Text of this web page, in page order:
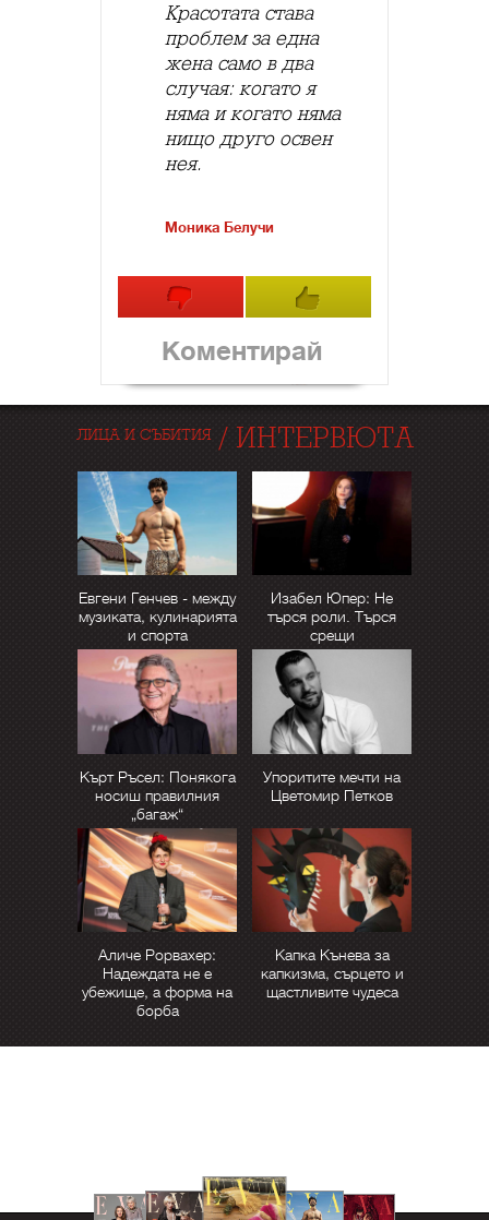
Красотата става
проблем за една
жена само в два
случая: когато я
няма и когато няма
нищо друго освен
нея.
Моника Белучи
Коментирай
ЛИЦА И СЪБИТИЯ/ ИНТЕРВЮТА
Евгени Генчев - между
музиката, кулинарията
и спорта
Изабел Юпер: Не
търся роли. Търся
срещи
Кърт Ръсел: Понякога
носиш правилния
„багаж“
Упоритите мечти на
Цветомир Петков
Аличе Рорвахер:
Надеждата не е
убежище, а форма на
борба
Капка Кънева за
капкизма, сърцето и
щастливите чудеса